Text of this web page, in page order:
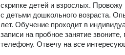
скрипке детей и взрослых.
с детьми дошкольного возраста.
лет. Обучение проходит в
записи на пробное занятие
телефону. Отвечу на все